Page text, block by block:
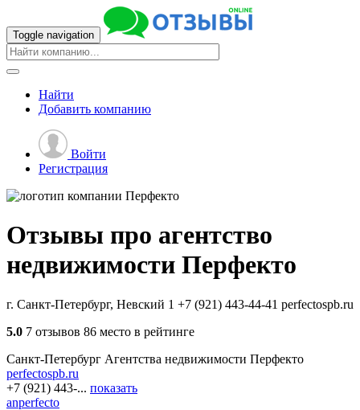
Toggle navigation
Найти
Добавить компанию
Войти
Регистрация
Отзывы про агентство
недвижимости Перфекто
г. Санкт-Петербург, Невский 1 +7 (921) 443-44-41 perfectospb.ru
5.0 7 отзывов 86 место в рейтинге
Санкт-Петербург Агентства недвижимости Перфекто
perfectospb.ru
+7 (921) 443-... показать
anperfecto